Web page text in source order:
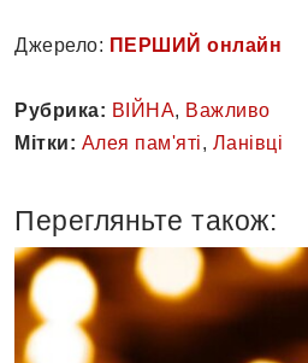
Джерело: ПЕРШИЙ онлайн
Рубрика: ВІЙНА, Важливо
Мітки: Алея пам'яті, Ланівці
Перегляньте також: